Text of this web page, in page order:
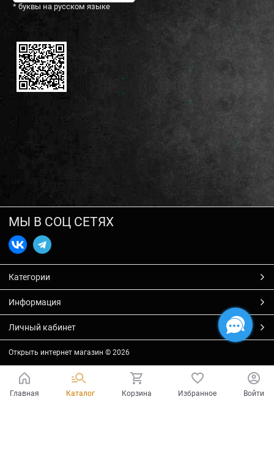
* буквы на русском языке
МЫ В СОЦ СЕТЯХ
Категории
Информация
Личный кабинет
Открыть интернет магазин © 2026
Главная Каталог Корзина Избранное Войти